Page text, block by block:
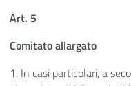
Art. 5
Comitato allargato
1. In casi particolari, a